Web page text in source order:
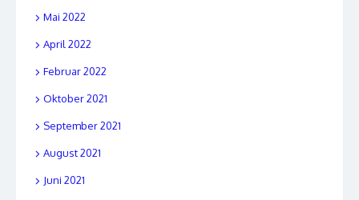
Mai 2022
April 2022
Februar 2022
Oktober 2021
September 2021
August 2021
Juni 2021